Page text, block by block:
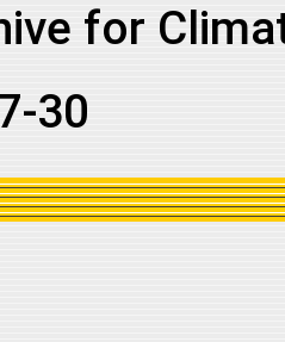
12 SI MM
12
12 SI MM
for
30